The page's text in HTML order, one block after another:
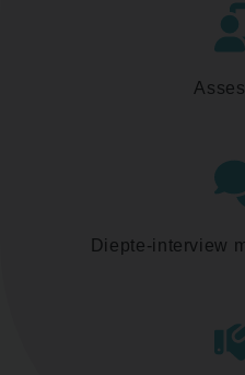
Diepte-interview